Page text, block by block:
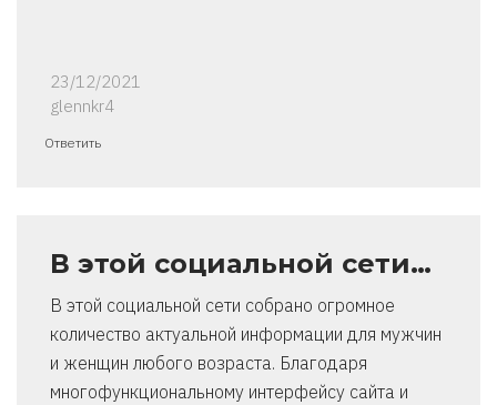
23/12/2021
glennkr4
Ответить
В этой социальной сети…
В этой социальной сети собрано огромное
количество актуальной информации для мужчин
и женщин любого возраста. Благодаря
многофункциональному интерфейсу сайта и